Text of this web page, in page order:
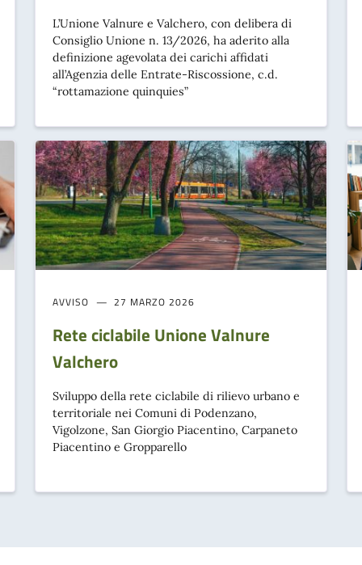
L’Unione Valnure e Valchero, con delibera di
Consiglio Unione n. 13/2026, ha aderito alla
definizione agevolata dei carichi affidati
all’Agenzia delle Entrate-Riscossione, c.d.
“rottamazione quinquies”
AVVISO 27 MARZO 2026
Rete ciclabile Unione Valnure
Valchero
Sviluppo della rete ciclabile di rilievo urbano e
territoriale nei Comuni di Podenzano,
Vigolzone, San Giorgio Piacentino, Carpaneto
Piacentino e Gropparello